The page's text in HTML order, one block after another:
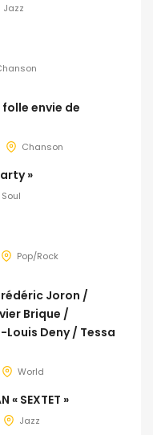
Jazz
folle envie de
Chanson
»
Soul
Pop/Rock
Joron /
Brique /
Deny / Tessa
World
« SEXTET »
Jazz